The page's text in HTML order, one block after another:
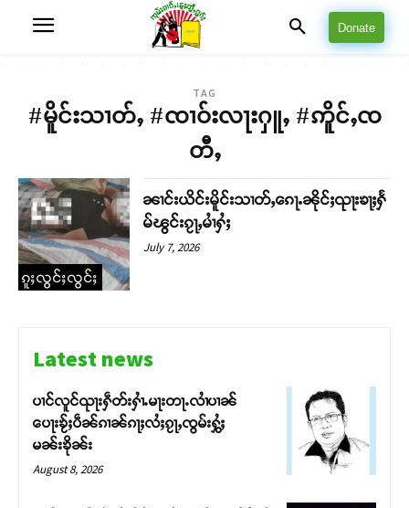
Donate
TAG
#မိူင်းသၢတ်ႇ #ၸၢဝ်းလႃးႁူႇ #ဢိူင်ႇၸ
တီႇ
ၵူႈလွင်ႈလွင်ႈ
ၼၢင်းယိင်းမိူင်းသၢတ်ႇၵေႃႉၼိုင်ႈၺႃးၶႃႈႁႅ
မ်ၽွင်းၵႂႃႇမၢႆႁႆႈ
July 7, 2026
Latest news
ပၢင်လူင်ၺႃးႁဵတ်းႁၢႆႉမႃးတႃႉလၢႆပၢၼ် ​​
ပေႃးၶႂ်ႈပဵၼ်ၵၢၼ်ၵႃႈလႆႈၵႂႃႇၸွမ်းႁွႆႈ
မၼ်းၶိုၼ်း
August 8, 2026